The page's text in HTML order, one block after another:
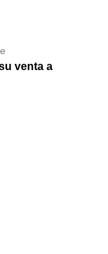
venta a